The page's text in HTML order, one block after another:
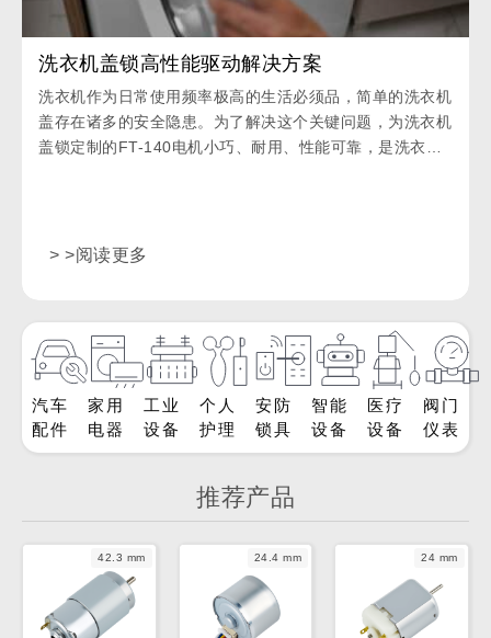
洗衣机盖锁高性能驱动解决方案
洗衣机作为日常使用频率极高的生活必须品，简单的洗衣机
盖存在诸多的安全隐患。为了解决这个关键问题，为洗衣机
盖锁定制的FT-140电机小巧、耐用、性能可靠，是洗衣机
> >阅读更多
汽车
配件
家用
电器
工业
设备
个人
护理
安防
锁具
智能
设备
医疗
设备
阀门
仪表
推荐产品
42.3 mm 24.4 mm 24 mm